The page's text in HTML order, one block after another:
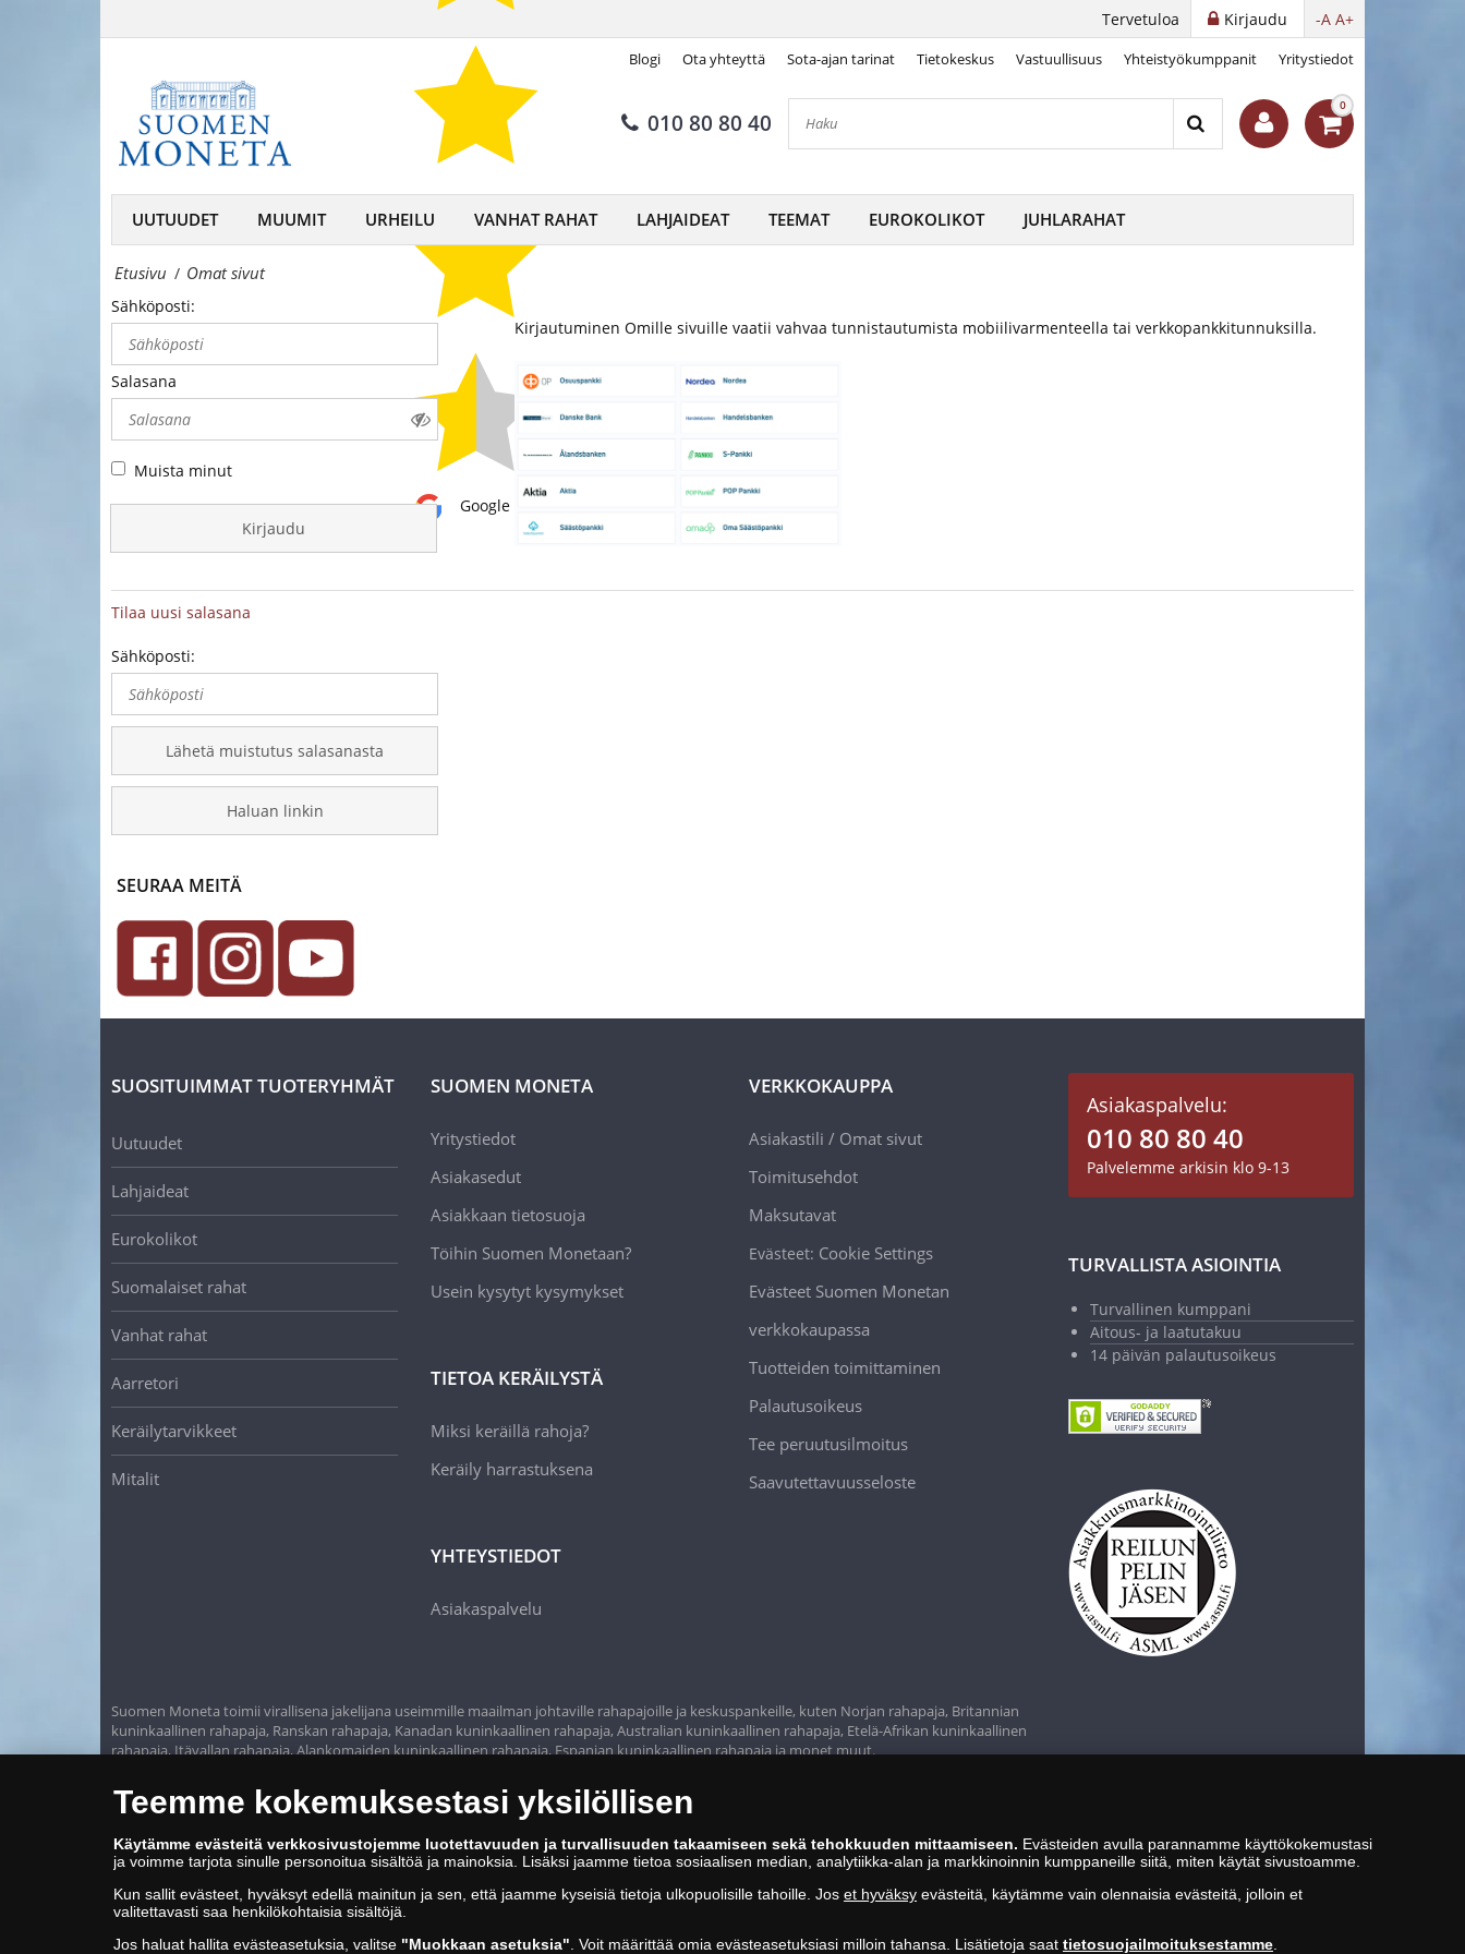
Suomen
MonetaSuomen
Moneta
–
keräilijän
kumppani,
rahojen
ja
mitaleiden
asiantuntija
-A A+
Kirjaudu
Tervetuloa
Blogi Ota yhteyttä Sota-ajan tarinat Tietokeskus Vastuullisuus Yhteistyökumppanit Yritystiedot
Google 4.3/5
010 80 80 40
0
UUTUUDET MUUMIT URHEILU VANHAT RAHAT LAHJAIDEAT TEEMAT EUROKOLIKOT JUHLARAHAT
Etusivu / Omat sivut
Sähköposti:
Salasana
Muista minut
Kirjaudu
Kirjautuminen Omille sivuille vaatii vahvaa tunnistautumista mobiilivarmenteella tai verkkopankkitunnuksilla.
Tilaa uusi salasana
Sähköposti:
Lähetä muistutus salasanasta
Haluan linkin
SEURAA MEITÄ
SUOSITUIMMAT TUOTERYHMÄT
Uutuudet
Lahjaideat
Eurokolikot
Suomalaiset rahat
Vanhat rahat
Aarretori
Keräilytarvikkeet
Mitalit
SUOMEN MONETA
Yritystiedot
Asiakasedut
Asiakkaan tietosuoja
Töihin Suomen Monetaan?
Usein kysytyt kysymykset
TIETOA KERÄILYSTÄ
Miksi keräillä rahoja?
Keräily harrastuksena
YHTEYSTIEDOT
Asiakaspalvelu
VERKKOKAUPPA
Asiakastili / Omat sivut
Toimitusehdot
Maksutavat
Evästeet: Cookie Settings
Evästeet Suomen Monetan
verkkokaupassa
Tuotteiden toimittaminen
Palautusoikeus
Tee peruutusilmoitus
Saavutettavuusseloste
Asiakaspalvelu:
010 80 80 40
Palvelemme arkisin klo 9-13
TURVALLISTA ASIOINTIA
Turvallinen kumppani
Aitous- ja laatutakuu
14 päivän palautusoikeus
Suomen Moneta toimii virallisena jakelijana useimmille maailman johtaville rahapajoille ja keskuspankeille, kuten Norjan rahapaja, Britannian
kuninkaallinen rahapaja, Ranskan rahapaja, Kanadan kuninkaallinen rahapaja, Australian kuninkaallinen rahapaja, Etelä-Afrikan kuninkaallinen
rahapaja, Itävallan rahapaja, Alankomaiden kuninkaallinen rahapaja, Espanjan kuninkaallinen rahapaja ja monet muut.
kumppani,
rahojen
mitaleiden
Teemme kokemuksestasi yksilöllisen
Käytämme evästeitä verkkosivustojemme luotettavuuden ja turvallisuuden takaamiseen sekä tehokkuuden mittaamiseen. Evästeiden avulla parannamme käyttökokemustasi
ja voimme tarjota sinulle personoitua sisältöä ja mainoksia. Lisäksi jaamme tietoa sosiaalisen median, analytiikka-alan ja markkinoinnin kumppaneille siitä, miten käytät sivustoamme.
Kun sallit evästeet, hyväksyt edellä mainitun ja sen, että jaamme kyseisiä tietoja ulkopuolisille tahoille. Jos et hyväksy evästeitä, käytämme vain olennaisia evästeitä, jolloin et
valitettavasti saa henkilökohtaisia sisältöjä.
Jos haluat hallita evästeasetuksia, valitse "Muokkaan asetuksia" . Voit määrittää omia evästeasetuksiasi milloin tahansa. Lisätietoja saat tietosuojailmoituksestamme